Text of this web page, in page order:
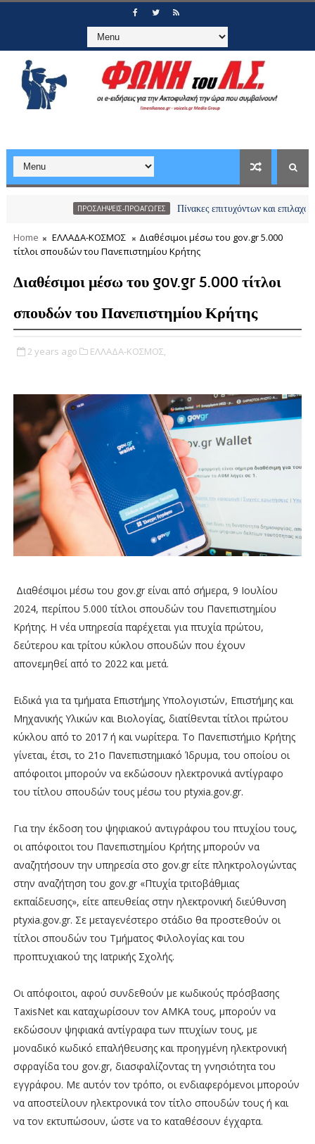
ΠΡΟΣΛΗΨΕΙΣ-ΠΡΟΑΓΩΓΕΣ Πίνακες επιτυχόντων και επιλαχόντων
Home ΕΛΛΑΔΑ-ΚΟΣΜΟΣ
Διαθέσιμοι μέσω του gov.gr 5.000
τίτλοι σπουδών του Πανεπιστημίου Κρήτης
Διαθέσιμοι μέσω του gov.gr 5.000 τίτλοι
σπουδών του Πανεπιστημίου Κρήτης
2 years ago ΕΛΛΑΔΑ-ΚΟΣΜΟΣ,
Διαθέσιμοι μέσω του gov.gr είναι από σήμερα, 9 Ιουλίου
2024, περίπου 5.000 τίτλοι σπουδών του Πανεπιστημίου
Κρήτης. Η νέα υπηρεσία παρέχεται για πτυχία πρώτου,
δεύτερου και τρίτου κύκλου σπουδών που έχουν
απονεμηθεί από το 2022 και μετά.
Ειδικά για τα τμήματα Επιστήμης Υπολογιστών, Επιστήμης και
Μηχανικής Υλικών και Βιολογίας, διατίθενται τίτλοι πρώτου
κύκλου από το 2017 ή και νωρίτερα. Το Πανεπιστήμιο Κρήτης
γίνεται, έτσι, το 21ο Πανεπιστημιακό Ίδρυμα, του οποίου οι
απόφοιτοι μπορούν να εκδώσουν ηλεκτρονικά αντίγραφο
του τίτλου σπουδών τους μέσω του ptyxia.gov.gr.
Για την έκδοση του ψηφιακού αντιγράφου του πτυχίου τους,
οι απόφοιτοι του Πανεπιστημίου Κρήτης μπορούν να
αναζητήσουν την υπηρεσία στο gov.gr είτε πληκτρολογώντας
στην αναζήτηση του gov.gr «Πτυχία τριτοβάθμιας
εκπαίδευσης», είτε απευθείας στην ηλεκτρονική διεύθυνση
ptyxia.gov.gr. Σε μεταγενέστερο στάδιο θα προστεθούν οι
τίτλοι σπουδών του Τμήματος Φιλολογίας και του
προπτυχιακού της Ιατρικής Σχολής.
Οι απόφοιτοι, αφού συνδεθούν με κωδικούς πρόσβασης
TaxisNet και καταχωρίσουν τον ΑΜΚΑ τους, μπορούν να
εκδώσουν ψηφιακά αντίγραφα των πτυχίων τους, με
μοναδικό κωδικό επαλήθευσης και προηγμένη ηλεκτρονική
σφραγίδα του gov.gr, διασφαλίζοντας τη γνησιότητα του
εγγράφου. Με αυτόν τον τρόπο, οι ενδιαφερόμενοι μπορούν
να αποστείλουν ηλεκτρονικά τον τίτλο σπουδών τους ή και
να τον εκτυπώσουν, ώστε να το καταθέσουν έγχαρτα.